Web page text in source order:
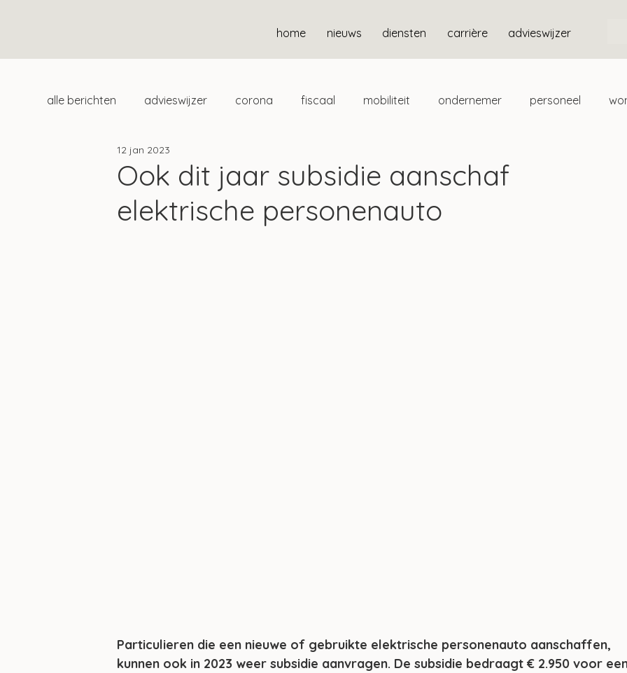
home nieuws diensten carrière advieswijzer
alle berichten advieswijzer corona fiscaal mobiliteit ondernemer personeel
duurzaam home
Ook dit jaar subsidie aanschaf
elektrische personenauto
12 jan 2023
Particulieren die een nieuwe of gebruikte elektrische personenauto aanschaffen,
kunnen ook in 2023 weer subsidie aanvragen. De subsidie bedraagt € 2.950 voor